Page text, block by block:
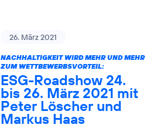
26. März 2021
NACHHALTIGKEIT WIRD MEHR UND MEHR
ZUM WETTBEWERBSVORTEIL:
ESG-Roadshow 24.
bis 26. März 2021 mit
Peter Löscher und
Markus Haas